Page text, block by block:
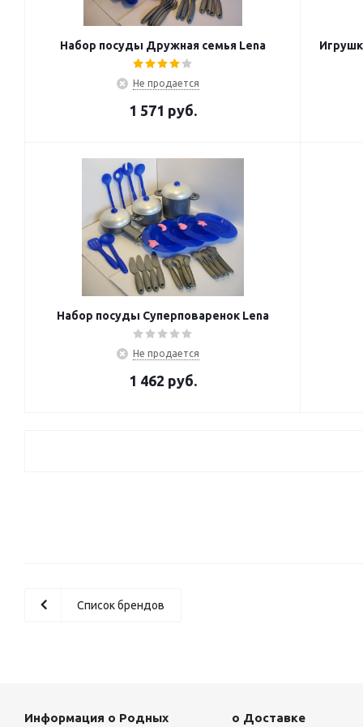
Набор посуды Дружная семья Lena
Не продается
1 571 руб.
Набор посуды Суперповаренок Lena
Не продается
1 462 руб.
Список брендов
Информация о Родных
о Доставке